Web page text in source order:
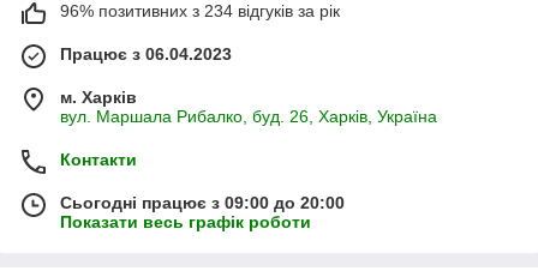
96% позитивних з 234 відгуків за рік
Працює з 06.04.2023
м. Харків
вул. Маршала Рибалко, буд. 26, Харків, Україна
Контакти
Сьогодні працює з 09:00 до 20:00
Показати весь графік роботи